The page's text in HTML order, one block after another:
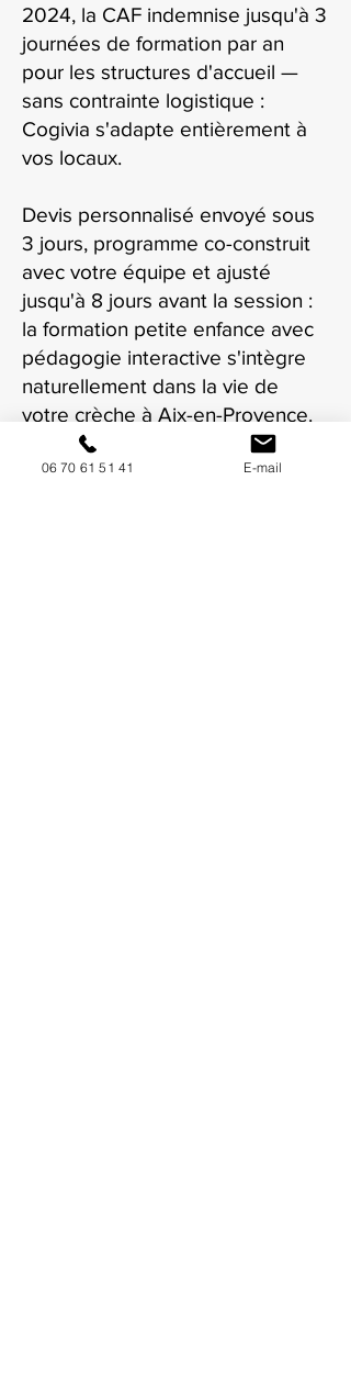
2024, la CAF indemnise jusqu'à 3
journées de formation par an
pour les structures d'accueil —
sans contrainte logistique :
Cogivia s'adapte entièrement à
vos locaux.
Devis personnalisé envoyé sous
3 jours, programme co-construit
avec votre équipe et ajusté
jusqu'à 8 jours avant la session :
la formation petite enfance avec
pédagogie interactive s'intègre
naturellement dans la vie de
votre crèche à Aix-en-Provence.
06 70 61 51 41 E-mail